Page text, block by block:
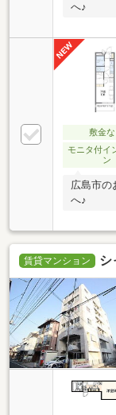
へ♪
敷金な
モニタ付イ
ン
広島市の
へ♪
賃貸マンション シ